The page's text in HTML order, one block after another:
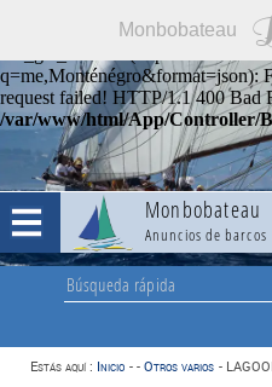
file_get_contents(https://
q=me,Monténégro&format=json):
request failed! HTTP/1.1 400 Bad
/var/www/html/App/Controller/
Monbobateau
Monbobateau
Anuncios de barcos
Estás aquí : Inicio - - Otros varios -